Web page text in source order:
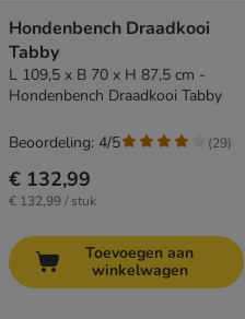
Hondenbench Draadkooi
Tabby
L 109,5 x B 70 x H 87,5 cm -
Hondenbench Draadkooi Tabby
€ 132,99
€ 132,99 / stuk
Beoordeling: 4/5 (29)
Toevoegen aan
winkelwagen